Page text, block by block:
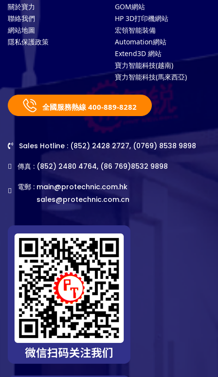
關於寶力
聯絡我們
網站地圖
隱私保護政策
GOM網站
HP 3D打印機網站
宏領智能裝備
Automation網站
Extend3D 網站
寶力智能科技(越南)
寶力智能科技(馬來西亞)
全國服務熱線 400-889-8282
Sales Hotline : (852) 2428 2727, (0769) 8538 9898
傳真 : (852) 2480 4764, (86 769)8532 9898
電郵 : main@protechnic.com.hk
sales@protechnic.com.cn